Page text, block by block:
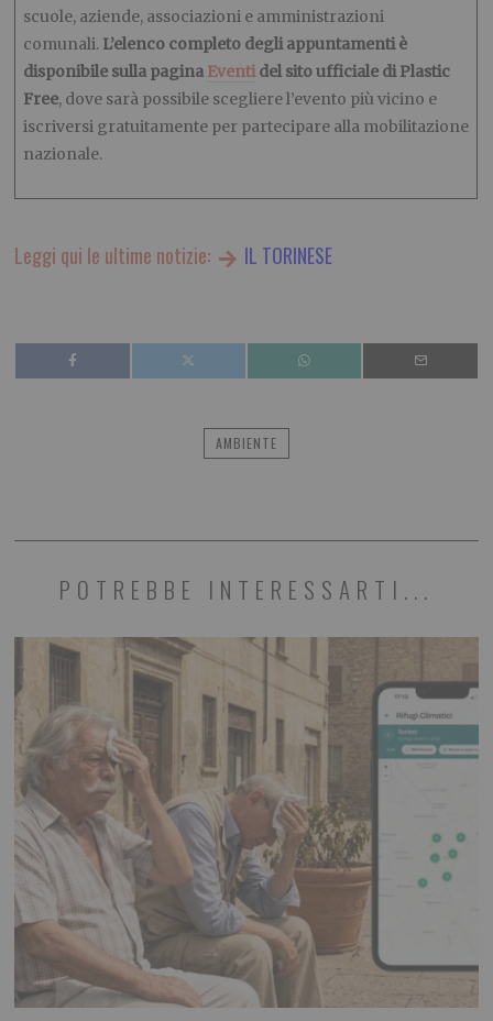
scuole, aziende, associazioni e amministrazioni
comunali. L’elenco completo degli appuntamenti è
disponibile sulla pagina Eventidel sito ufficiale di Plastic
Free, dove sarà possibile scegliere l’evento più vicino e
iscriversi gratuitamente per partecipare alla mobilitazione
nazionale.
Leggi qui le ultime notizie: IL TORINESE
AMBIENTE
POTREBBE INTERESSARTI...